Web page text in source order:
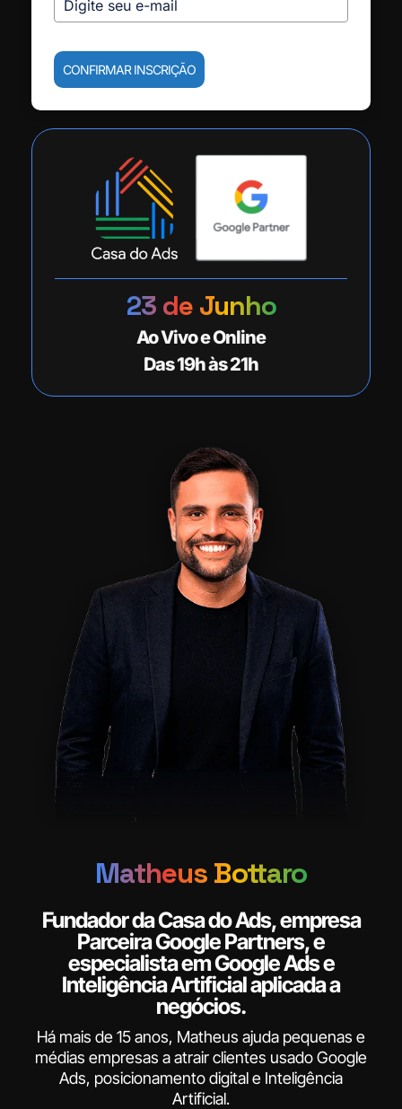
CONFIRMAR INSCRIÇÃO
23 de Junho
Ao Vivo e Online
Das 19h às 21h
Matheus Bottaro
Fundador da Casa do Ads, empresa
Parceira Google Partners, e
especialista em Google Ads e
Inteligência Artificial aplicada a
negócios.
Há mais de 15 anos, Matheus ajuda pequenas e
médias empresas a atrair clientes usado Google
Ads, posicionamento digital e Inteligência
Artificial.